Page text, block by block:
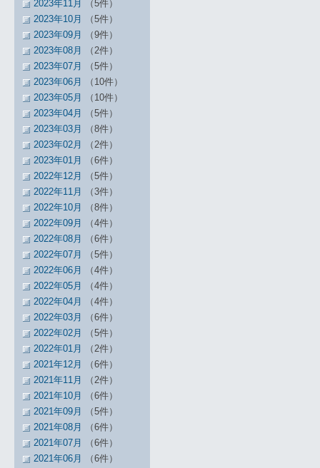
2023年11月
（5件）
2023年10月
（5件）
2023年09月
（9件）
2023年08月
（2件）
2023年07月
（5件）
2023年06月
（10件）
2023年05月
（10件）
2023年04月
（5件）
2023年03月
（8件）
2023年02月
（2件）
2023年01月
（6件）
2022年12月
（5件）
2022年11月
（3件）
2022年10月
（8件）
2022年09月
（4件）
2022年08月
（6件）
2022年07月
（5件）
2022年06月
（4件）
2022年05月
（4件）
2022年04月
（4件）
2022年03月
（6件）
2022年02月
（5件）
2022年01月
（2件）
2021年12月
（6件）
2021年11月
（2件）
2021年10月
（6件）
2021年09月
（5件）
2021年08月
（6件）
2021年07月
（6件）
2021年06月
（6件）